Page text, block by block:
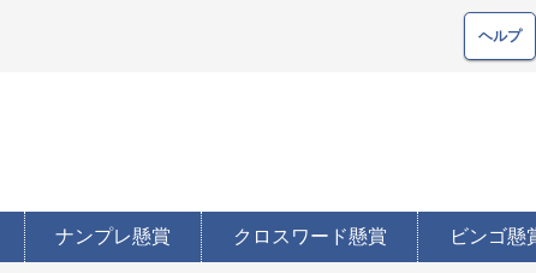
ヘルプ
ナンプレ懸賞 クロスワード懸賞 ビンゴ懸